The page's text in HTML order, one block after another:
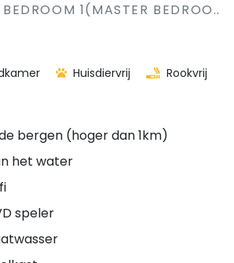
1(MASTER BEDROO..
Huisdiervrij Rookvrij
bergen (hoger dan 1km)
het water
speler